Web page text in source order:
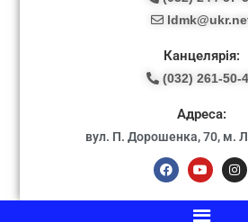
Канцелярія:
(032) 261-50-
Адреса:
вул. П. Дорошенка, 70, м.